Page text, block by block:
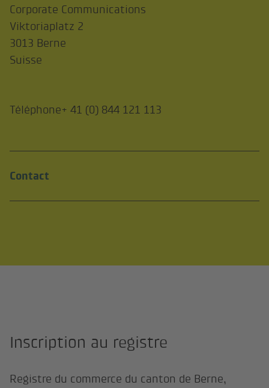
Corporate Communications
Viktoriaplatz 2
3013 Berne
Suisse
Téléphone+ 41 (0) 844 121 113
Contact
Inscription au registre
Registre du commerce du canton de Berne,